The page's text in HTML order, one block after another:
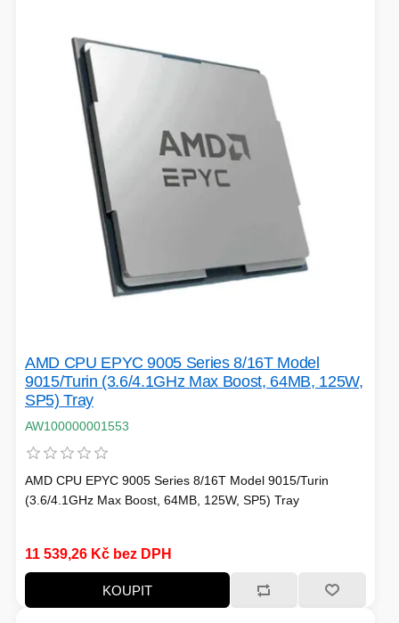
HERNÍ MIKROFONY
CHLADIČE
VIRTUALIZACE
PŘÍSLUŠENSTVÍ
KALKULAČKY
ZÁSUVKY - VYPÍNAČE
SÍŤOVÉ KABELY
TOPINKOVAČE
AMD CPU EPYC 9005 Series 8/16T Model
9015/Turin (3.6/4.1GHz Max Boost, 64MB, 125W,
SP5) Tray
AW100000001553
AMD CPU EPYC 9005 Series 8/16T Model 9015/Turin
(3.6/4.1GHz Max Boost, 64MB, 125W, SP5) Tray
11 539,26 Kč bez DPH
KOUPIT